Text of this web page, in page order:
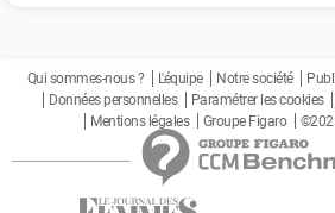
Qui sommes-nous ? L'équipe Notre société
Données personnelles
Paramétrer les cookies
Mentions légales
Groupe Figaro